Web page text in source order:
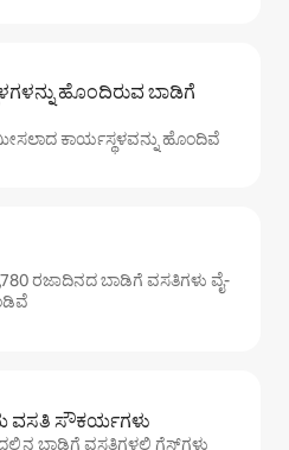
ಹೊಂದಿರುವ ಬಾಡಿಗೆ
ಕಾರ್ಯಸ್ಥಳವನ್ನು ಹೊಂದಿವೆ
ರಜಾದಿನದ ಬಾಡಿಗೆ ವಸತಿಗಳು ವೈ-
ವಸತಿ ಸೌಕರ್ಯಗಳು
ಬಾಡಿಗೆ ವಸತಿಗಳಲ್ಲಿ ಗೆಸ್ಟ್‌ಗಳು